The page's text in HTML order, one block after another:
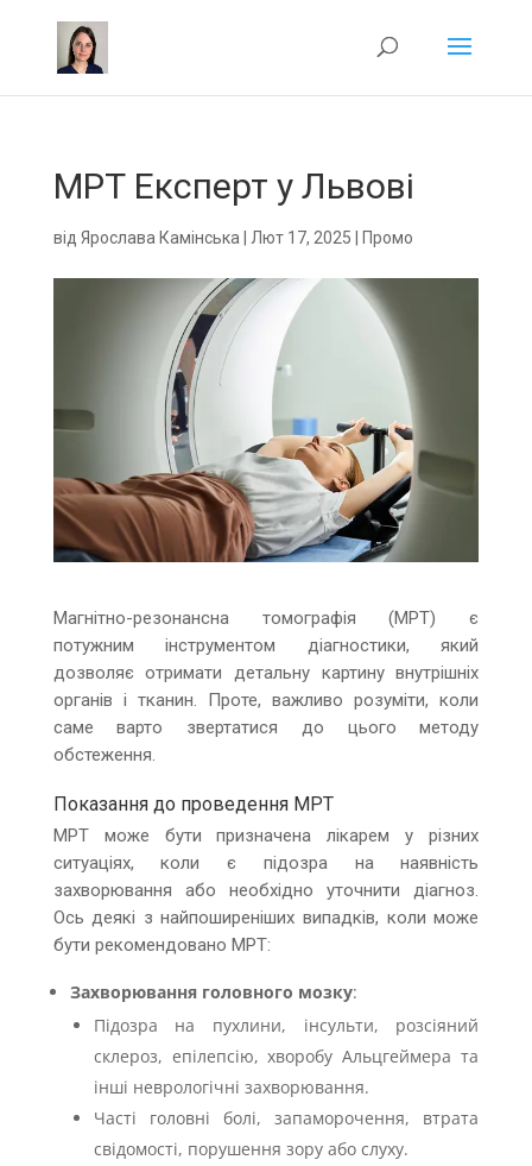
МРТ Експерт у Львові
від Ярослава Камінська Лют 17, 2025 Промо
Магнітно-резонансна томографія (МРТ) є
потужним інструментом діагностики, який
дозволяє отримати детальну картину внутрішніх
органів і тканин. Проте, важливо розуміти, коли
саме варто звертатися до цього методу
обстеження.
Показання до проведення МРТ
МРТ може бути призначена лікарем у різних
ситуаціях, коли є підозра на наявність
захворювання або необхідно уточнити діагноз.
Ось деякі з найпоширеніших випадків, коли може
бути рекомендовано МРТ:
Захворювання головного мозку:
Підозра на пухлини, інсульти, розсіяний
склероз, епілепсію, хворобу Альцгеймера та
інші неврологічні захворювання.
Часті головні болі, запаморочення, втрата
свідомості, порушення зору або слуху.